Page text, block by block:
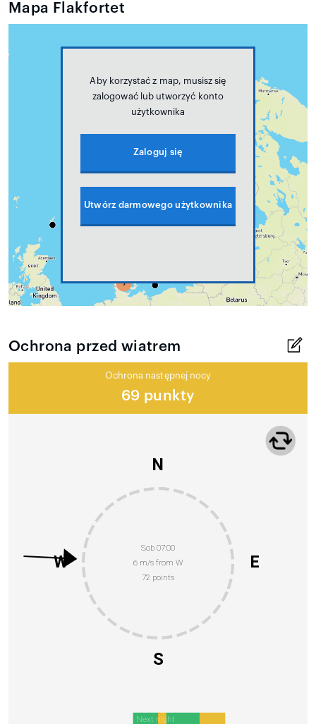
Mapa Flakfortet
Aby korzystać z map, musisz się
zalogować lub utworzyć konto
użytkownika
Zaloguj się
Utwórz darmowego użytkownika
Ochrona przed wiatrem
Ochrona następnej nocy
69 punkty
Sob 07:00
6 m/s from W
72 points
N
E
S
W
Next night